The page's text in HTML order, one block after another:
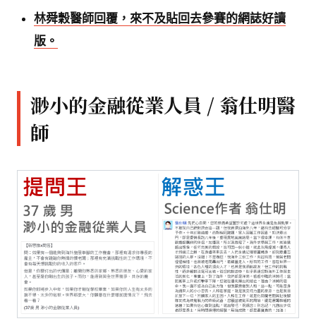
林舜穀醫師回覆，來不及貼回去參賽的網誌好讀
版。
渺小的金融從業人員 / 翁仕明醫
師